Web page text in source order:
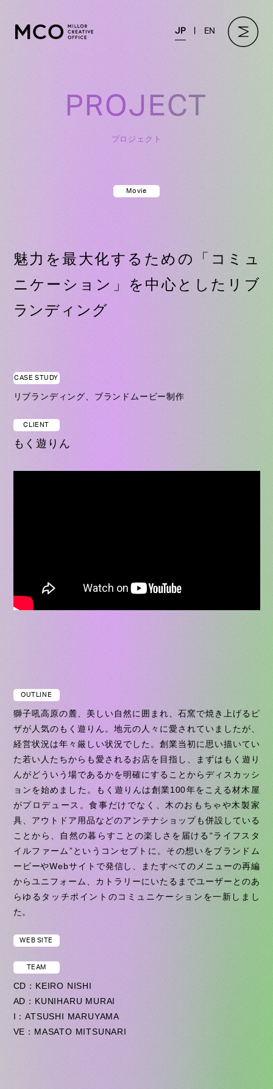
JP EN
PROJECT
プロジェクト
Movie
魅力を最大化するための「コミュ
ニケーション」を中心としたリブ
ランディング
CASE STUDY
リブランディング、ブランドムービー制作
CLIENT
もく遊りん
OUTLINE
獅子吼高原の麓、美しい自然に囲まれ、石窯で焼き上げるピ
ザが人気のもく遊りん。地元の人々に愛されていましたが、
経営状況は年々厳しい状況でした。創業当初に思い描いてい
た若い人たちからも愛されるお店を目指し、まずはもく遊り
んがどういう場であるかを明確にすることからディスカッシ
ョンを始めました。もく遊りんは創業100年をこえる材木屋
がプロデュース。食事だけでなく、木のおもちゃや木製家
具、アウトドア用品などのアンテナショップも併設している
ことから、自然の暮らすことの楽しさを届ける“ライフスタ
イルファーム”というコンセプトに。その想いをブランドム
ービーやWebサイトで発信し、またすべてのメニューの再編
からユニフォーム、カトラリーにいたるまでユーザーとのあ
らゆるタッチポイントのコミュニケーションを一新しまし
た。
WEB SITE
TEAM
CD：KEIRO NISHI
AD：KUNIHARU MURAI
I：ATSUSHI MARUYAMA
VE：MASATO MITSUNARI